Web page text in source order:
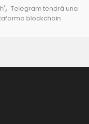
, Telegram tendrá una
blockchain